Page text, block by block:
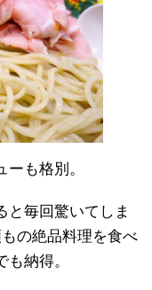
も格別。
と毎回驚いてしま
の絶品料理を食べ
納得。